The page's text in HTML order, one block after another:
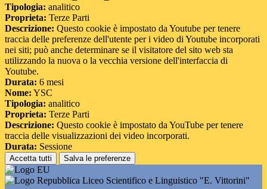
Tipologia: analitico
Proprieta: Terze Parti
Descrizione: Questo cookie è impostato da Youtube per tenere
traccia delle preferenze dell'utente per i video di Youtube incorporati
nei siti; può anche determinare se il visitatore del sito web sta
utilizzando la nuova o la vecchia versione dell'interfaccia di
Youtube.
Durata: 6 mesi
Nome: YSC
Tipologia: analitico
Proprieta: Terze Parti
Descrizione: Questo cookie è impostato da YouTube per tenere
traccia delle visualizzazioni dei video incorporati.
Durata: Sessione
Accetta tutti Salva le preferenze
Liceo Scientifico e Linguistico "E. Vittorini"